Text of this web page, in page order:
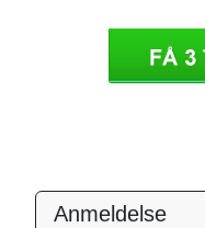
Anmeldelse